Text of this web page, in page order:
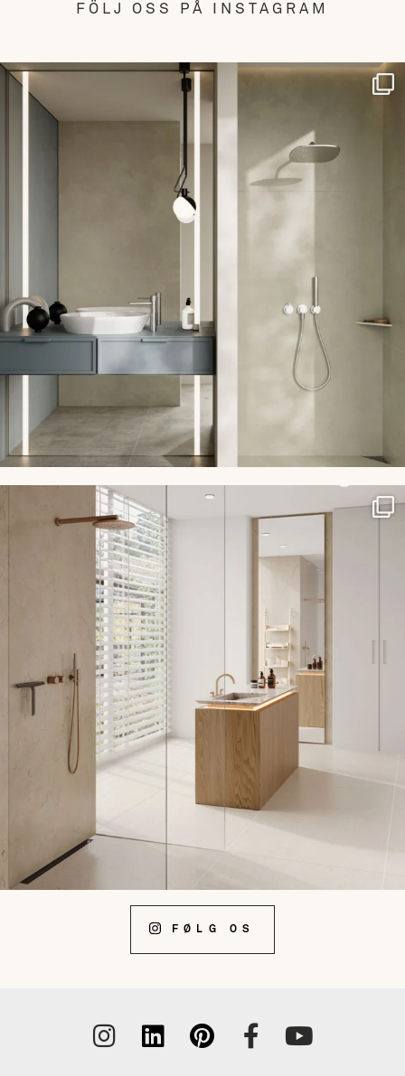
FÖLJ OSS PÅ INSTAGRAM
FØLG OS